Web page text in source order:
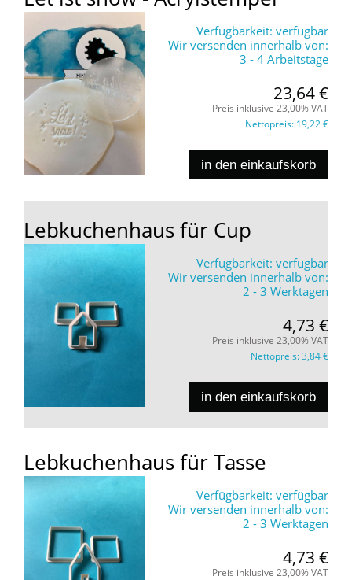
Verfügbarkeit: verfügbar
Wir versenden innerhalb von:
3 - 4 Arbeitstage
23,64 €
Preis inklusive 23,00% VAT
Nettopreis: 19,22 €
in den einkaufskorb
Lebkuchenhaus für Cup
Verfügbarkeit: verfügbar
Wir versenden innerhalb von:
2 - 3 Werktagen
4,73 €
Preis inklusive 23,00% VAT
Nettopreis:3,84 €
in den einkaufskorb
Lebkuchenhaus für Tasse
Verfügbarkeit: verfügbar
Wir versenden innerhalb von:
2 - 3 Werktagen
4,73 €
Preis inklusive 23,00% VAT